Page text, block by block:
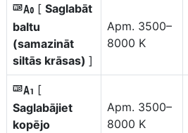
i [ Saglabāt
baltu
(samazināt
siltās krāsas) ]
Apm. 3500–
8000 K
j [
Saglabājiet
kopējo
Apm. 3500–
8000 K